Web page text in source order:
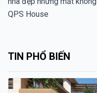
QPS House
TIN PHỔ BIẾN